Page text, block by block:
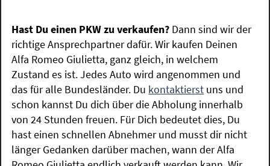
Hast Du einen PKW zu verkaufen? Dann sind wir der
richtige Ansprechpartner dafür. Wir kaufen Deinen
Alfa Romeo Giulietta, ganz gleich, in welchem
Zustand es ist. Jedes Auto wird angenommen und
das für alle Bundesländer. Du kontaktierst uns und
schon kannst Du dich über die Abholung innerhalb
von 24 Stunden freuen. Für Dich bedeutet dies, Du
hast einen schnellen Abnehmer und musst dir nicht
länger Gedanken darüber machen, wann der Alfa